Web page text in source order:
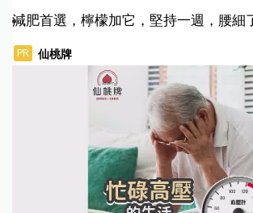
減肥首選，檸檬加它，堅持一週，腰細
PR 仙桃牌